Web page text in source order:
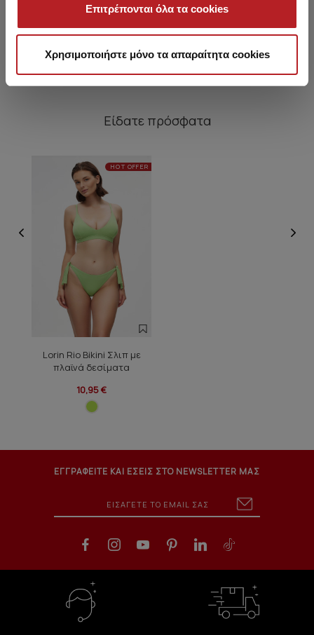
Επιτρέπονται όλα τα cookies
Χρησιμοποιήστε μόνο τα απαραίτητα cookies
πλαϊνά δεσίματα
9,45 €
Σλιπ
9,45 €
Είδατε πρόσφατα
HOT OFFER
Lorin Rio Bikini Σλιπ με
πλαϊνά δεσίματα
10,95 €
ΕΓΓΡΑΦΕΙΤΕ ΚΑΙ ΕΣΕΙΣ ΣΤΟ NEWSLETTER ΜΑΣ